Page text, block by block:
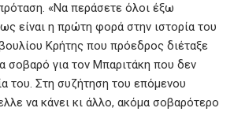
«Να περάσετε όλοι έξω
είναι η πρώτη φορά στην ιστορία του
Κρήτης που πρόεδρος διέταξε
σοβαρό για τον Μπαριτάκη που δεν
του. Στη συζήτηση του επόμενου
να κάνει κι άλλο, ακόμα σοβαρότερο